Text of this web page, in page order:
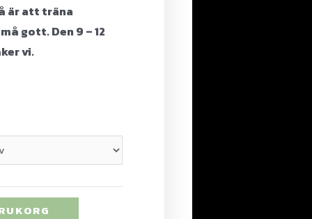
är att träna
gott.Den 9 – 12
vi.